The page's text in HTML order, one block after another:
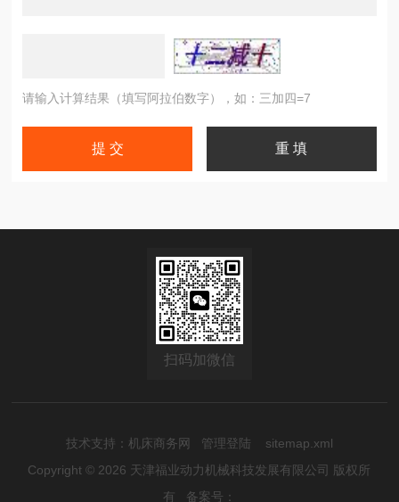
请输入计算结果（填写阿拉伯数字），如：三加四=7
扫码加微信
技术支持： 机床商务网 管理登陆
sitemap.xml
Copyright © 2026 天津福业动力机械科技发展有限公司 版权所
有 备案号：